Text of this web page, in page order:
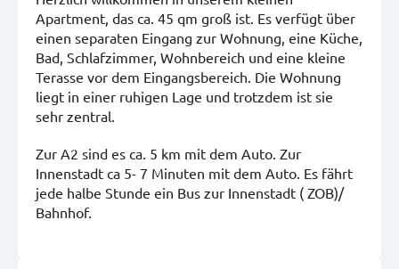
Apartment, das ca. 45 qm groß ist. Es verfügt über
einen separaten Eingang zur Wohnung, eine Küche,
Bad, Schlafzimmer, Wohnbereich und eine kleine
Terasse vor dem Eingangsbereich. Die Wohnung
liegt in einer ruhigen Lage und trotzdem ist sie
sehr zentral.
Zur A2 sind es ca. 5 km mit dem Auto. Zur
Innenstadt ca 5- 7 Minuten mit dem Auto. Es fährt
jede halbe Stunde ein Bus zur Innenstadt ( ZOB)/
Bahnhof.